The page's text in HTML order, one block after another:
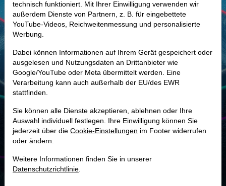
Pharmaceuticals Aktie
Realtime-Aktienkurs:
- - -
-
Marktkapitalisierung 1,82 Mrd. USD
Unternehmenswert
Umsatz 883,37 Mio. USD
35.0 %
technisch funktioniert. Mit Ihrer Einwilligung verwenden wir
außerdem Dienste von Partnern, z. B. für eingebettete
YouTube-Videos, Reichweitenmessung und personalisierte
Werbung.
Dabei können Informationen auf Ihrem Gerät gespeichert oder
ausgelesen und Nutzungsdaten an Drittanbieter wie
Google/YouTube oder Meta übermittelt werden. Eine
Verarbeitung kann auch außerhalb der EU/des EWR
stattfinden.
Sie können alle Dienste akzeptieren, ablehnen oder Ihre
Auswahl individuell festlegen. Ihre Einwilligung können Sie
jederzeit über die Cookie-Einstellungen im Footer widerrufen
oder ändern.
Weitere Informationen finden Sie in unserer
Datenschutzrichtlinie.